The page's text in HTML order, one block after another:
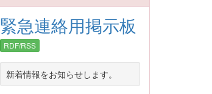
緊急連絡用掲示板
RDF/RSS
新着情報をお知らせします。